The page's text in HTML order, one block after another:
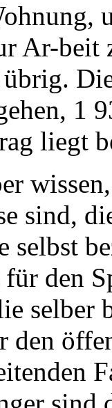
Ar-beit
1
liegt
sind,
selbst
den
selber
den